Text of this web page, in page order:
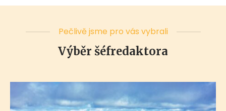
Pečlivě jsme pro vás vybrali
Výběr šéfredaktora